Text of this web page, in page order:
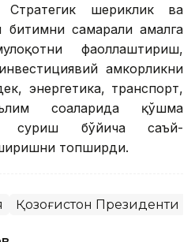
Стратегик шериклик ва
битимни самарали амалга
фаоллаштириш,
ҳамкорликни
энергетика, транспорт,
соҳаларида қўшма
суриш бўйича саъй-
топширди.
Қозоғистон Президенти